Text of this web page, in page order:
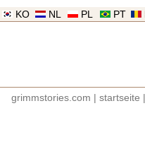
PT
PL
NL
KO
grimmstories.com startseite